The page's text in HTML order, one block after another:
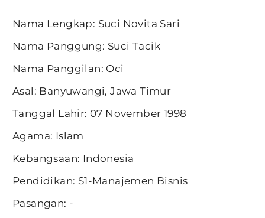
Nama Lengkap: Suci Novita Sari
Nama Panggung: Suci Tacik
Nama Panggilan: Oci
Asal: Banyuwangi, Jawa Timur
Tanggal Lahir: 07 November 1998
Agama: Islam
Kebangsaan: Indonesia
Pendidikan: S1-Manajemen Bisnis
Pasangan: -